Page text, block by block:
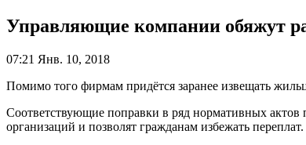
Управляющие компании обяжут
07:21 Янв. 10, 2018
Помимо того фирмам придётся заранее извещать
Соответствующие поправки в ряд нормативных
организаций и позволят гражданам избежать переплат.